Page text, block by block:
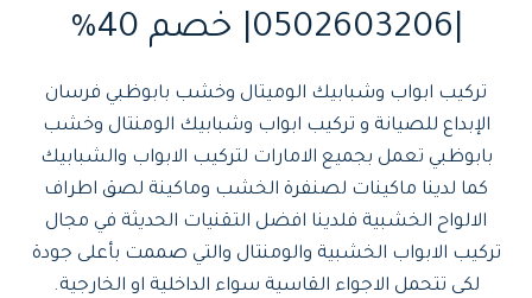
تركيب ابواب وشبابيك الوميتال وخشب بابوظبي فرسان
الإبداع للصيانة و تركيب ابواب وشبابيك الومنتال وخشب
بابوظبي تعمل بجميع الامارات لتركيب الابواب والشبابيك
كما لدينا ماكينات لصنفرة الخشب وماكينة لصق اطراف
الالواح الخشبية فلدينا افضل التقنيات الحديثة في مجال
تركيب الابواب الخشبية والومنتال والتي صممت بأعلى جودة
لكى تتحمل الاجواء القاسية سواء الداخلية او الخارجية.